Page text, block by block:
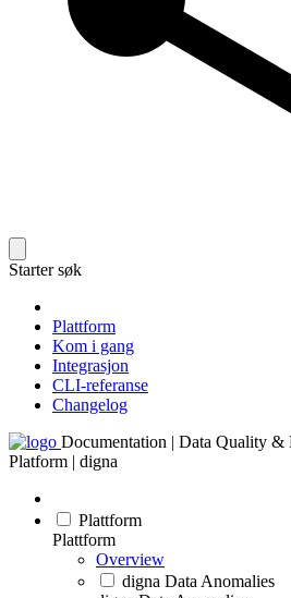
Starter søk
Plattform
Kom i gang
Integrasjon
CLI-referanse
Changelog
Documentation | Data Quality &
Platform | digna
Plattform
Plattform
Overview
digna Data Anomalies